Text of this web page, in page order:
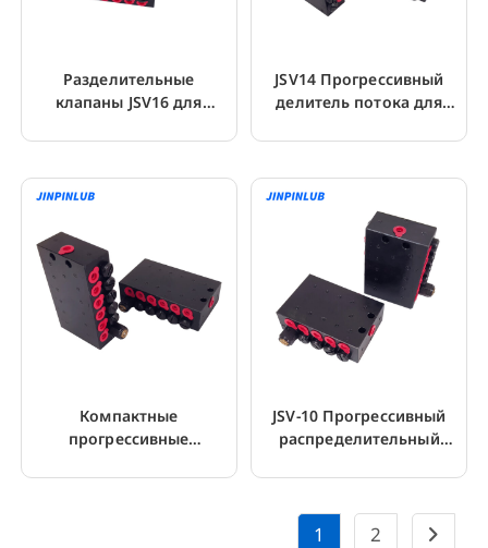
Разделительные
клапаны JSV16 для
смазки
JSV14 Прогрессивный
делитель потока для
системы смазки
Компактные
прогрессивные
клапаны JSV-12 для
JSV-10 Прогрессивный
распределительный
системы смазки
1 2